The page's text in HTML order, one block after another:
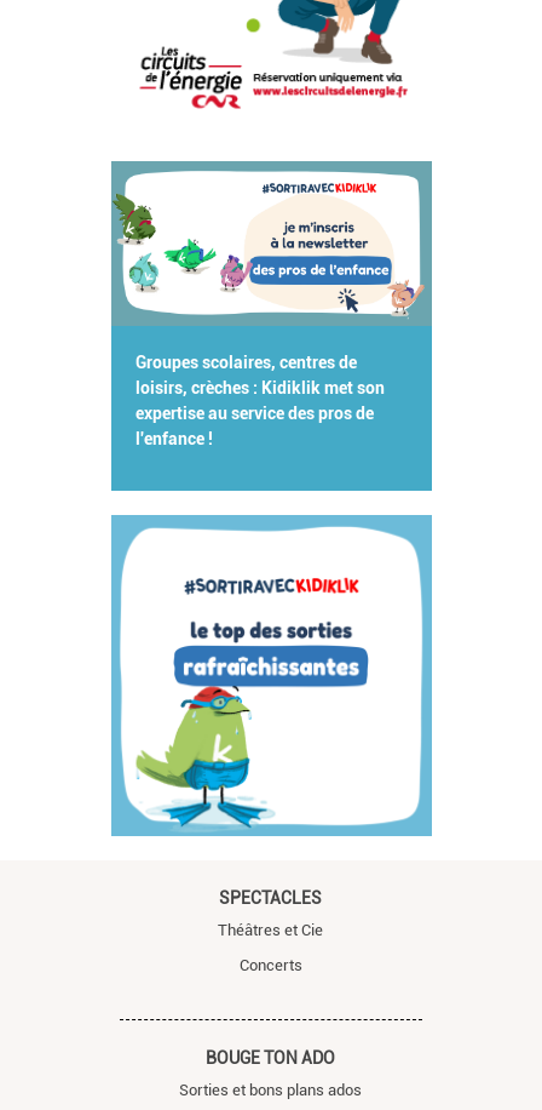
Groupes scolaires, centres de
loisirs, crèches : Kidiklik met son
expertise au service des pros de
l'enfance !
SPECTACLES
Théâtres et Cie
Concerts
BOUGE TON ADO
Sorties et bons plans ados